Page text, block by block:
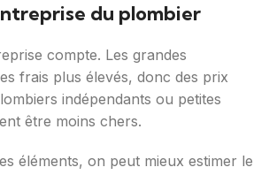
du plombier
compte. Les grandes
frais plus élevés, donc des prix
indépendants ou petites
être moins chers.
éléments, on peut mieux estimer le